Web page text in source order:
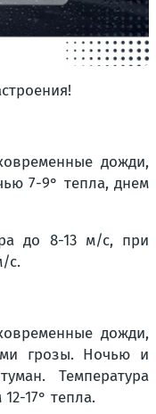
дожди,
7-9° тепла, днем
до 8-13 м/с, при
с.
дожди,
грозы. Ночью и
Температура
17° тепла.